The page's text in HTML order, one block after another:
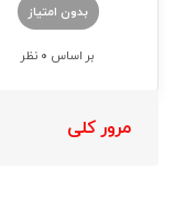
بدون امتیاز
بر اساس 0 نظر
مرور کلی